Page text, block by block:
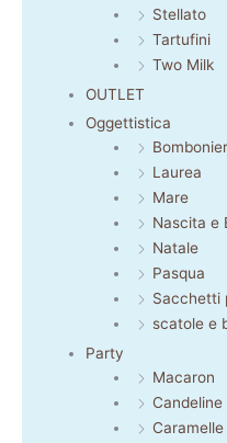
Stellato
Tartufini
Two Milk
OUTLET
Oggettistica
Laurea
Mare
Nascita e
Natale
Pasqua
Sacchetti
scatole e
Party
Macaron
Candeline
Caramelle